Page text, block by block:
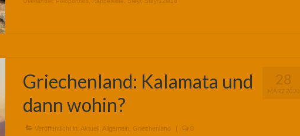
28
MÄRZ 2020
Griechenland: Kalamata und
dann wohin?
Veröffentlicht in: Aktuell, Allgemein Griechenland | 0